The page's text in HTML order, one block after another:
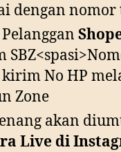
dengan
No HP
Zone
akan
Live di